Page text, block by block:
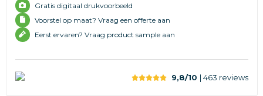
Gratis digitaal drukvoorbeeld
Voorstel op maat? Vraag een offerte aan
Eerst ervaren? Vraag product sample aan
9,8/10 | 463 reviews